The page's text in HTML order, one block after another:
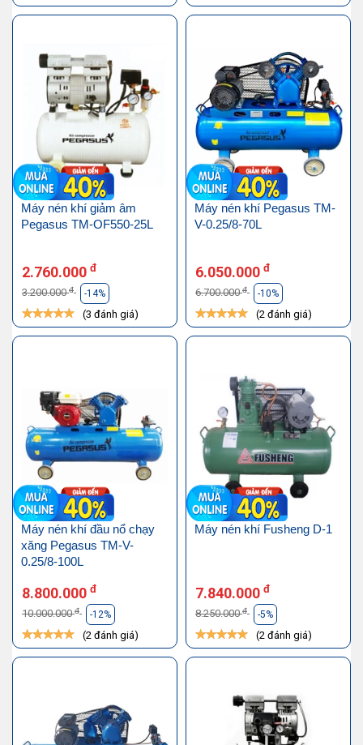
Máy nén khí giảm âm
Pegasus TM-OF550-25L
2.760.000 đ
3.200.000đ -14%
(3 đánh giá)
Máy nén khí Pegasus TM-
V-0.25/8-70L
6.050.000 đ
6.700.000đ -10%
(2 đánh giá)
Máy nén khí đầu nổ chạy
xăng Pegasus TM-V-
0.25/8-100L
8.800.000 đ
10.000.000đ -12%
(2 đánh giá)
Máy nén khí Fusheng D-1
7.840.000 đ
8.250.000đ -5%
(2 đánh giá)